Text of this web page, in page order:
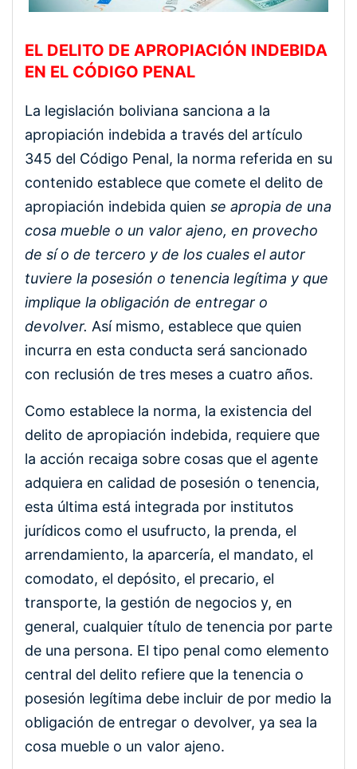
EL DELITO DE APROPIACIÓN INDEBIDA
EN EL CÓDIGO PENAL
La legislación boliviana sanciona a la
apropiación indebida a través del artículo
345 del Código Penal, la norma referida en su
contenido establece que comete el delito de
apropiación indebida quien se apropia de una
cosa mueble o un valor ajeno, en provecho
de sí o de tercero y de los cuales el autor
tuviere la posesión o tenencia legítima y que
implique la obligación de entregar o
devolver. Así mismo, establece que quien
incurra en esta conducta será sancionado
con reclusión de tres meses a cuatro años.
Como establece la norma, la existencia del
delito de apropiación indebida, requiere que
la acción recaiga sobre cosas que el agente
adquiera en calidad de posesión o tenencia,
esta última está integrada por institutos
jurídicos como el usufructo, la prenda, el
arrendamiento, la aparcería, el mandato, el
comodato, el depósito, el precario, el
transporte, la gestión de negocios y, en
general, cualquier título de tenencia por parte
de una persona. El tipo penal como elemento
central del delito refiere que la tenencia o
posesión legítima debe incluir de por medio la
obligación de entregar o devolver, ya sea la
cosa mueble o un valor ajeno.